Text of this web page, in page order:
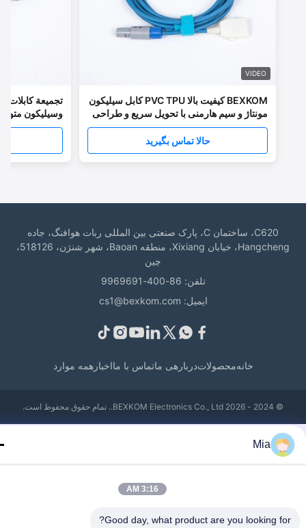
BEXKOM کیفیت بالا PVC TPU کابل سیلیکون
مونتاژ و سیم هارمنی با تحویل سریع و طراحی
ابزار رایگان
حالا تماس بگیرید
وسيليكون متوافق
C620، ساختمان C، پارک صنعتی بین المللی ربات هوافنگ، جاده
Hangcheng، خیابان Xixiang، منطقه Baoan، شهر شنژن، 518126،
تلفن: 86-400-9969691
ایمیل: cs1@bexkom.com
محصولاتدربارهی ماتماس با ما اخبارهمه موارد
Mia
3:16 AM
Good day, what product are you looking